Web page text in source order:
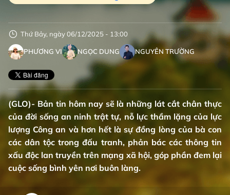
Thứ Bảy, ngày 06/12/2025 - 13:00
PHƯƠNG VI NGỌC DUNG NGUYÊN TRƯỜNG
(GLO)- Bản tin hôm nay sẽ là những lát cắt chân thực
của đời sống an ninh trật tự, nỗ lực thầm lặng của lực
lượng Công an và hơn hết là sự đồng lòng của bà con
các dân tộc trong đấu tranh, phản bác các thông tin
xấu độc lan truyền trên mạng xã hội, góp phần đem lại
cuộc sống bình yên nơi buôn làng.